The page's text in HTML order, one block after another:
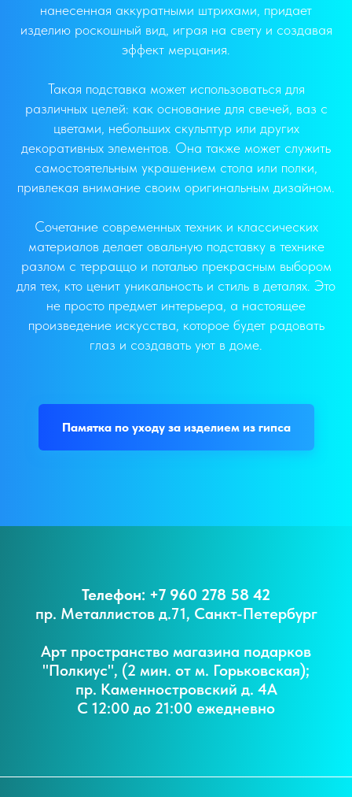
нанесенная аккуратными штрихами, придает
изделию роскошный вид, играя на свету и создавая
эффект мерцания.
Такая подставка может использоваться для
различных целей: как основание для свечей, ваз с
цветами, небольших скульптур или других
декоративных элементов. Она также может служить
самостоятельным украшением стола или полки,
привлекая внимание своим оригинальным дизайном.
Сочетание современных техник и классических
материалов делает овальную подставку в технике
разлом с терраццо и поталью прекрасным выбором
для тех, кто ценит уникальность и стиль в деталях. Это
не просто предмет интерьера, а настоящее
произведение искусства, которое будет радовать
глаз и создавать уют в доме.
Памятка по уходу за изделием из гипса
Телефон: +7 960 278 58 42
пр. Металлистов д.71, Санкт-Петербург
Арт пространство магазина подарков
"Полкиус", (2 мин. от м. Горьковская);
пр. Каменностровский д. 4А
С 12:00 до 21:00 ежедневно